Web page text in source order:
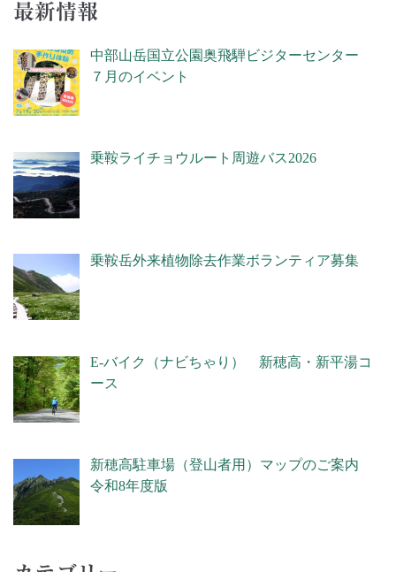
最新情報
中部山岳国立公園奥飛騨ビジターセンター
７月のイベント
乗鞍ライチョウルート周遊バス2026
乗鞍岳外来植物除去作業ボランティア募集
E-バイク（ナビちゃり） 新穂高・新平湯コ
ース
新穂高駐車場（登山者用）マップのご案内
令和8年度版